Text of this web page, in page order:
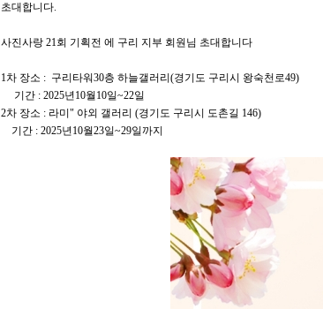
초대합니다.
사진사랑 21회 기획전 에 구리 지부 회원님 초대합니다
1차 장소 : 구리타워30층 하늘갤러리(경기도 구리시 왕숙천로49)
기간 : 2025년10월10일~22일
2차 장소 : 라미" 야외 갤러리 (경기도 구리시 도촌길 146)
기간 : 2025년10월23일~29일까지